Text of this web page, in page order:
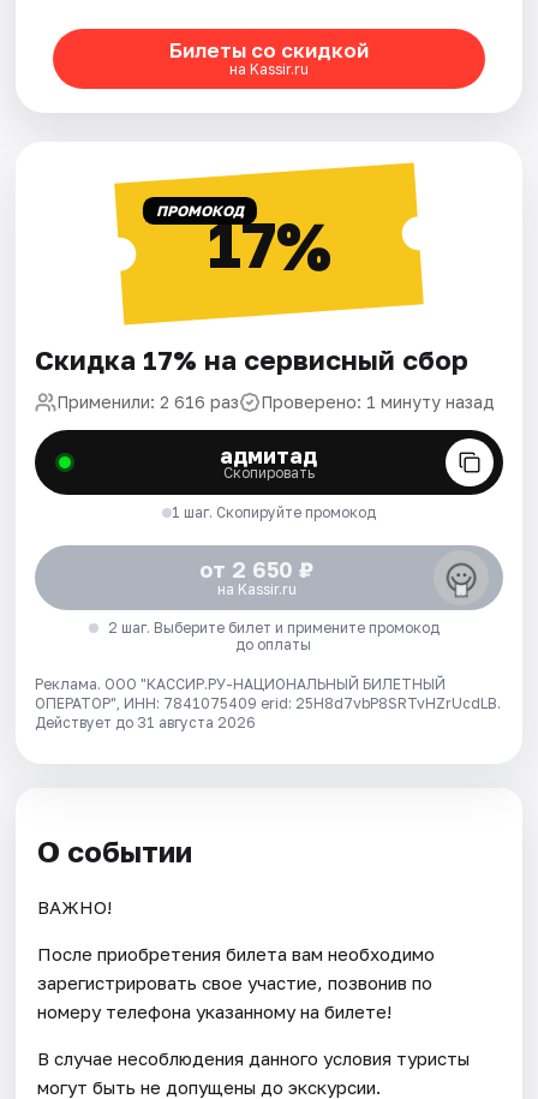
Билеты со скидкой
на Kassir.ru
ПРОМОКОД17%
Скидка 17% на сервисный сбор
Применили: 2 616 раз Проверено: 1 минуту назад
адмитад
Скопировать
1 шаг. Скопируйте промокод
от 2 650 ₽
на Kassir.ru
2 шаг. Выберите билет и примените промокод
до оплаты
Реклама. ООО "КАССИР.РУ-НАЦИОНАЛЬНЫЙ БИЛЕТНЫЙ
ОПЕРАТОР", ИНН: 7841075409 erid: 25H8d7vbP8SRTvHZrUcdLB.
Действует до 31 августа 2026
О событии
ВАЖНО!
После приобретения билета вам необходимо
зарегистрировать свое участие, позвонив по
номеру телефона указанному на билете!
В случае несоблюдения данного условия туристы
могут быть не допущены до экскурсии.